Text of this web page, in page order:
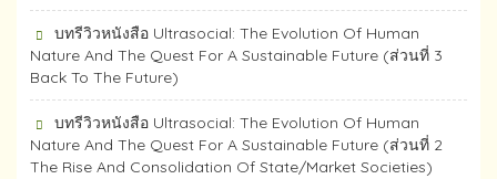
บทรีวิวหนังสือ Ultrasocial: The Evolution Of Human
Nature And The Quest For A Sustainable Future (ส่วนที่ 3
Back To The Future)
บทรีวิวหนังสือ Ultrasocial: The Evolution Of Human
Nature And The Quest For A Sustainable Future (ส่วนที่ 2
The Rise And Consolidation Of State/Market Societies)